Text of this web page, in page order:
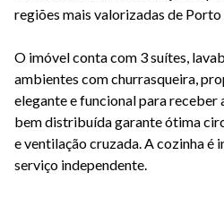
regiões mais valorizadas de
O imóvel conta com 3 suítes,
ambientes com churrasqueira,
elegante e funcional para receber
bem distribuída garante ótima
e ventilação cruzada. A cozinha é
serviço independente.